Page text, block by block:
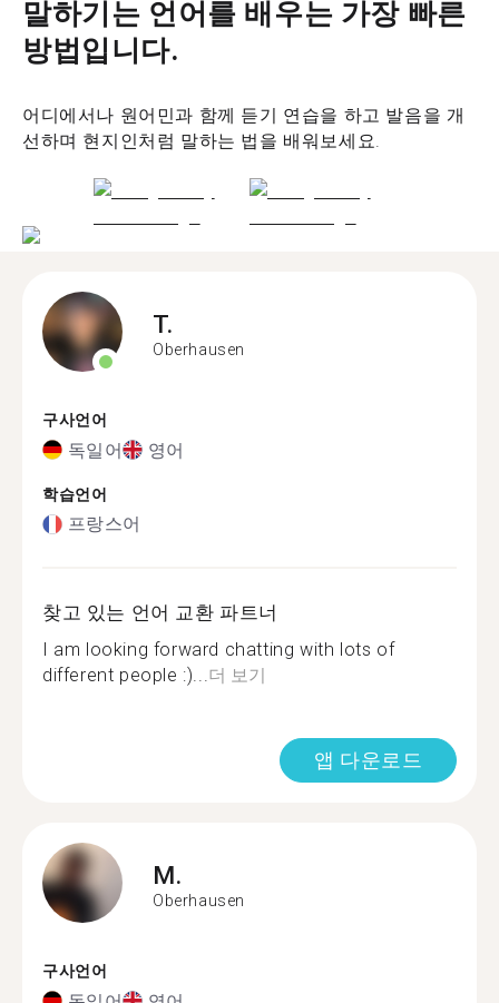
말하기는 언어를 배우는 가장 빠른
방법입니다.
어디에서나 원어민과 함께 듣기 연습을 하고 발음을 개
선하며 현지인처럼 말하는 법을 배워보세요.
T.
Oberhausen
구사언어
독일어 영어
학습언어
프랑스어
찾고 있는 언어 교환 파트너
I am looking forward chatting with lots of
different people :)...더 보기
앱 다운로드
M.
Oberhausen
구사언어